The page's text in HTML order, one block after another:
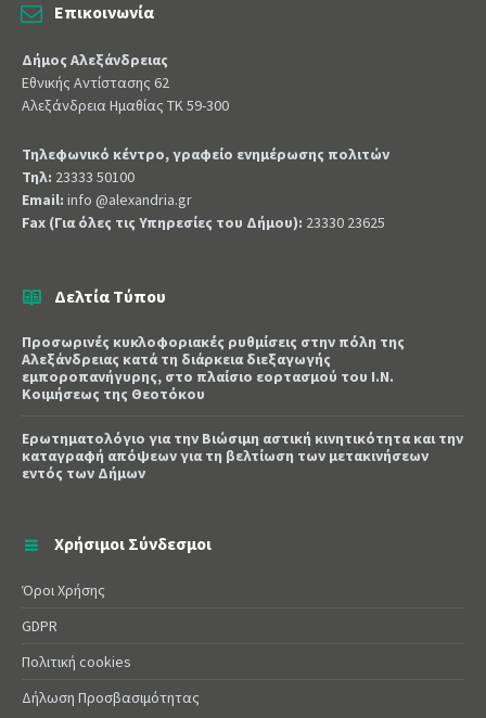
Επικοινωνία
Δήμος Αλεξάνδρειας
Εθνικής Αντίστασης 62
Αλεξάνδρεια Ημαθίας ΤΚ 59-300
Τηλεφωνικό κέντρο, γραφείο ενημέρωσης πολιτών
Τηλ: 23333 50100
Email: info @alexandria.gr
Fax (Για όλες τις Υπηρεσίες του Δήμου): 23330 23625
Δελτία Τύπου
Προσωρινές κυκλοφοριακές ρυθμίσεις στην πόλη της
Αλεξάνδρειας κατά τη διάρκεια διεξαγωγής
εμποροπανήγυρης, στο πλαίσιο εορτασμού του Ι.Ν.
Κοιμήσεως της Θεοτόκου
Ερωτηματολόγιο για την Βιώσιμη αστική κινητικότητα και την
καταγραφή απόψεων για τη βελτίωση των μετακινήσεων
εντός των Δήμων
Χρήσιμοι Σύνδεσμοι
Όροι Χρήσης
GDPR
Πολιτική cookies
Δήλωση Προσβασιμότητας